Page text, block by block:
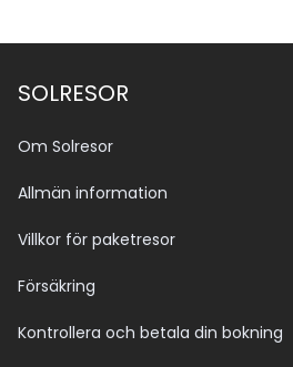
SOLRESOR
Om Solresor
Allmän information
Villkor för paketresor
Försäkring
Kontrollera och betala din bokning